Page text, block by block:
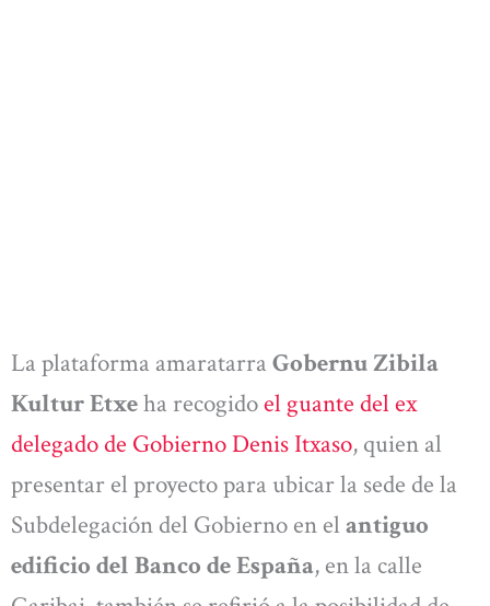
La plataforma amaratarra Gobernu Zibila
Kultur Etxeha recogidoel guante del ex
delegado de Gobierno Denis Itxaso, quien al
presentar el proyecto para ubicar la sede de la
Subdelegación del Gobierno en el antiguo
edificio del Banco de España, en la calle